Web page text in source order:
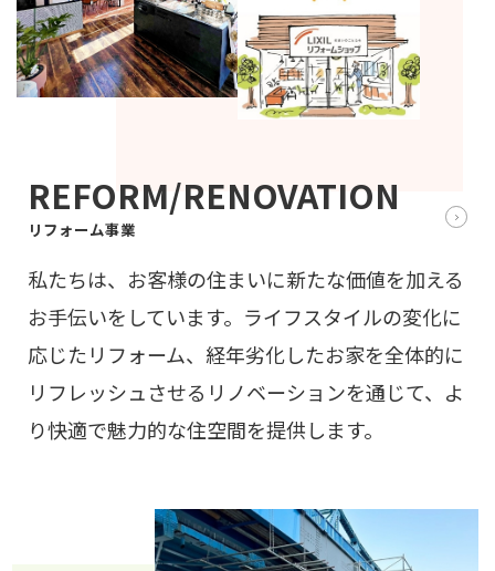
REFORM/RENOVATION
リフォーム事業
私たちは、お客様の住まいに新たな価値を加える
お手伝いをしています。ライフスタイルの変化に
応じたリフォーム、経年劣化したお家を全体的に
リフレッシュさせるリノベーションを通じて、よ
り快適で魅力的な住空間を提供します。